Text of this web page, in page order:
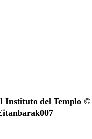
Instituto del Templo ©